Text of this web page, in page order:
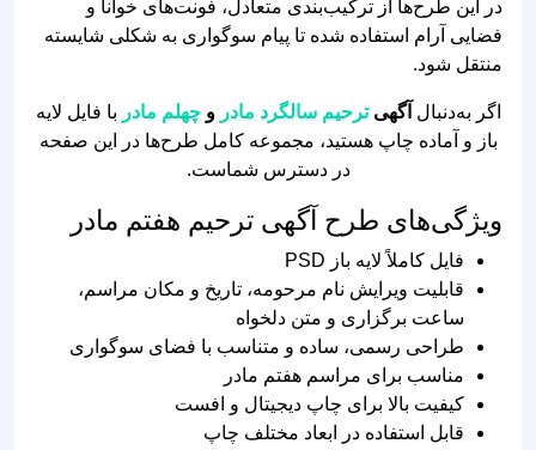
در این طرح‌ها از ترکیب‌بندی متعادل، فونت‌های خوانا و
فضایی آرام استفاده شده تا پیام سوگواری به شکلی شایسته
منتقل شود.
اگر به‌دنبال آگهیترحیم سالگرد مادر وچهلم مادر با فایل لایه
باز و آماده چاپ هستید، مجموعه کامل طرح‌ها در این صفحه
در دسترس شماست.
ویژگی‌های طرح آگهی ترحیم هفتم مادر
فایل کاملاً لایه باز PSD
قابلیت ویرایش نام مرحومه، تاریخ و مکان مراسم،
ساعت برگزاری و متن دلخواه
طراحی رسمی، ساده و متناسب با فضای سوگواری
مناسب برای مراسم هفتم مادر
کیفیت بالا برای چاپ دیجیتال و افست
قابل استفاده در ابعاد مختلف چاپ